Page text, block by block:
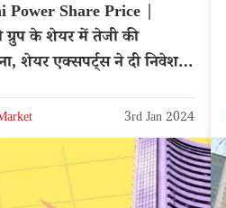
Power Share Price |
ग्रुप के शेयर में तेजी की
शेयर एक्सपर्ट्स ने दी निवेश
3rd Jan 2024